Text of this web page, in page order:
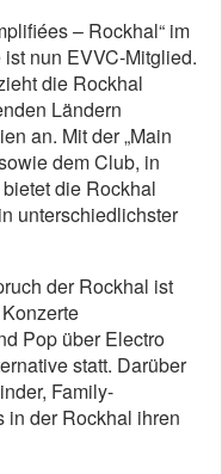
– Rockhal“ im
nun EVVC-Mitglied.
die Rockhal
Ländern
an. Mit der „Main
dem Club, in
die Rockhal
unterschiedlichster
der Rockhal ist
Pop über Electro
statt. Darüber
Family-
in der Rockhal ihren